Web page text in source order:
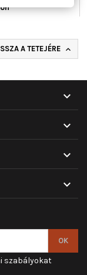
A TETEJÉRE 




szabályokat